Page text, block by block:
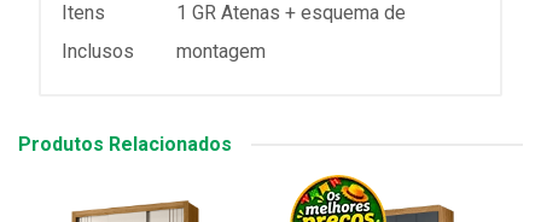
Itens
Inclusos
1 GR Atenas + esquema de
montagem
Produtos Relacionados